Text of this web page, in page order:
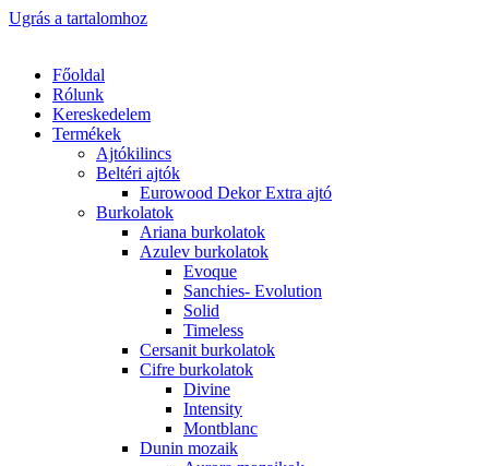
Ugrás a tartalomhoz
Főoldal
Rólunk
Kereskedelem
Termékek
Ajtókilincs
Beltéri ajtók
Eurowood Dekor Extra ajtó
Burkolatok
Ariana burkolatok
Azulev burkolatok
Evoque
Sanchies- Evolution
Solid
Timeless
Cersanit burkolatok
Cifre burkolatok
Divine
Intensity
Montblanc
Dunin mozaik